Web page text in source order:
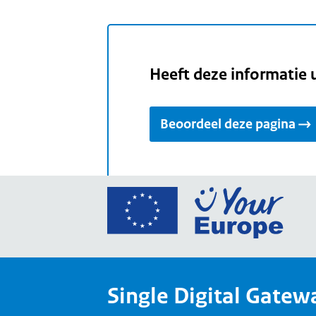
Heeft deze informatie
Beoordeel deze pagina
Ga
Your
Single Digital